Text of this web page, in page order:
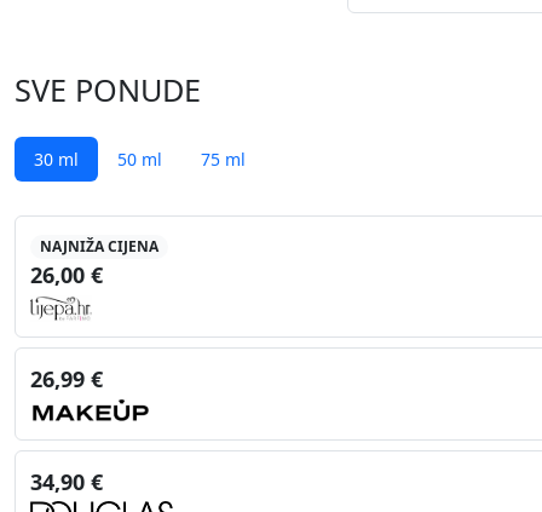
SVE PONUDE
30 ml 50 ml 75 ml
NAJNIŽA CIJENA
26,00 €
26,99 €
34,90 €